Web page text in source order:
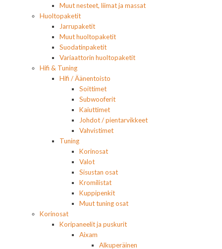
Muut nesteet, liimat ja massat
Huoltopaketit
Jarrupaketit
Muut huoltopaketit
Suodatinpaketit
Variaattorin huoltopaketit
Hifi & Tuning
Hifi / Äänentoisto
Soittimet
Subwooferit
Kaiuttimet
Johdot / pientarvikkeet
Vahvistimet
Tuning
Korinosat
Valot
Sisustan osat
Kromilistat
Kuppipenkit
Muut tuning osat
Korinosat
Koripaneelit ja puskurit
Aixam
Alkuperäinen